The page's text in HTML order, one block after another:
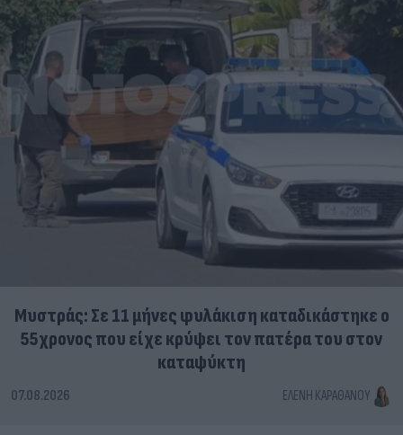
Μυστράς: Σε 11 μήνες φυλάκιση καταδικάστηκε ο
55χρονος που είχε κρύψει τον πατέρα του στον
καταψύκτη
07.08.2026 ΕΛΈΝΗ ΚΑΡΑΘΆΝΟΥ